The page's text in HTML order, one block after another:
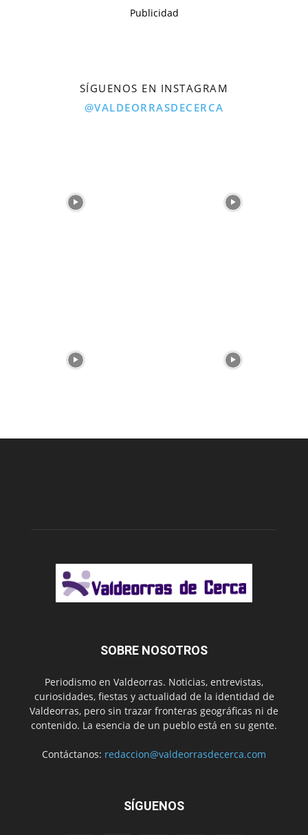
Publicidad
SÍGUENOS EN INSTAGRAM
@VALDEORRASDECERCA
SOBRE NOSOTROS
Periodismo en Valdeorras. Noticias, entrevistas,
curiosidades, fiestas y actualidad de la identidad de
Valdeorras, pero sin trazar fronteras geográficas ni de
contenido. La esencia de un pueblo está en su gente.
Contáctanos: redaccion@valdeorrasdecerca.com
SÍGUENOS